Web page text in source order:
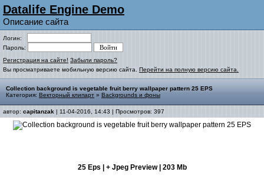
Datalife Engine Demo
Описание сайта
Логин:
Пароль:
Регистрация на сайте! Забыли пароль?
Вы просматриваете мобильную версию сайта. Перейти на полную версию сайта.
Collection background is vegetable fruit berry wallpaper pattern 25 EPS
Категория: Векторный клипарт » Backgrounds и фоны
автор: capitanzak | 11-04-2016, 14:43 | Просмотров: 397
25 Eps | + Jpeg Preview | 203 Mb